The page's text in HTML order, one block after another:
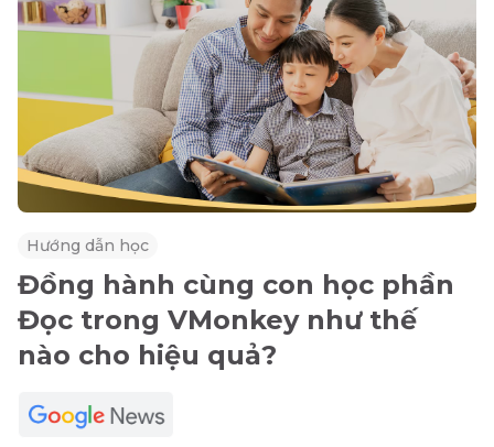
Hướng dẫn học
Đồng hành cùng con học phần
Đọc trong VMonkey như thế
nào cho hiệu quả?